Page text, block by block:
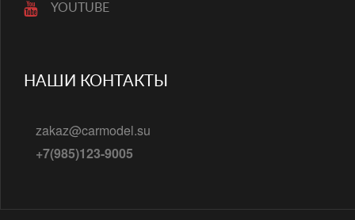
YOUTUBE
НАШИ КОНТАКТЫ
zakaz@carmodel.su
+7(985)123-9005